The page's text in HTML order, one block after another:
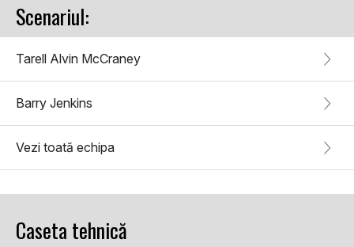
Scenariul:
Tarell Alvin McCraney
Barry Jenkins
Vezi toată echipa
Caseta tehnică